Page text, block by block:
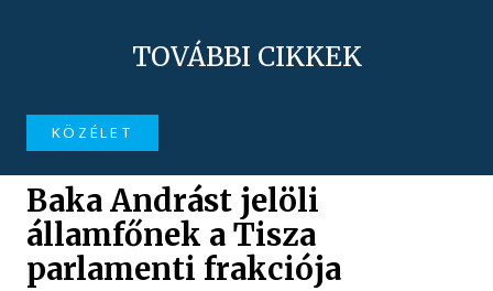
TOVÁBBI CIKKEK
KÖZÉLET
Baka Andrást jelöli
államfőnek a Tisza
parlamenti frakciója